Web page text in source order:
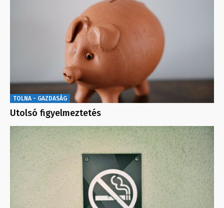
TOLNA - GAZDASÁG
Utolsó figyelmeztetés